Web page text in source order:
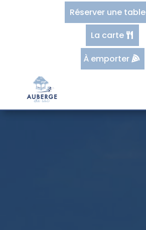
Réserver une table
La carte
À emporter